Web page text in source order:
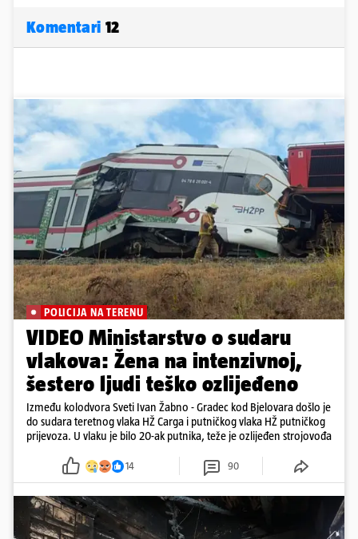
Komentari 12
POLICIJA NA TERENU
VIDEO Ministarstvo o sudaru
vlakova: Žena na intenzivnoj,
šestero ljudi teško ozlijeđeno
Između kolodvora Sveti Ivan Žabno - Gradec kod Bjelovara došlo je
do sudara teretnog vlaka HŽ Carga i putničkog vlaka HŽ putničkog
prijevoza. U vlaku je bilo 20-ak putnika, teže je ozlijeđen strojovođa
14 90